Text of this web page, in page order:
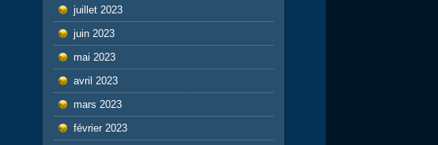
juillet 2023
juin 2023
mai 2023
avril 2023
mars 2023
février 2023